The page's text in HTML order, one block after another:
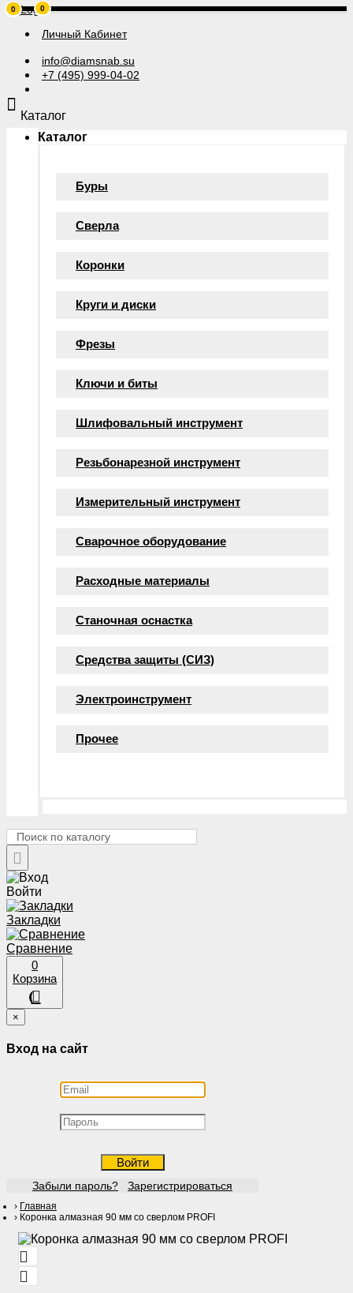
Личный Кабинет
info@diamsnab.su
+7 (495) 999-04-02
0
Каталог
Каталог
Буры
Сверла
Коронки
Круги и диски
Фрезы
Ключи и биты
Шлифовальный инструмент
Резьбонарезной инструмент
Измерительный инструмент
Сварочное оборудование
Расходные материалы
Станочная оснастка
Средства защиты (СИЗ)
Электроинструмент
Прочее
Войти
0
Закладки
Сравнение
0
Корзина
×
Вход на сайт
Войти
Забыли пароль? Зарегистрироваться
Главная
Коронка алмазная 90 мм со сверлом PROFI